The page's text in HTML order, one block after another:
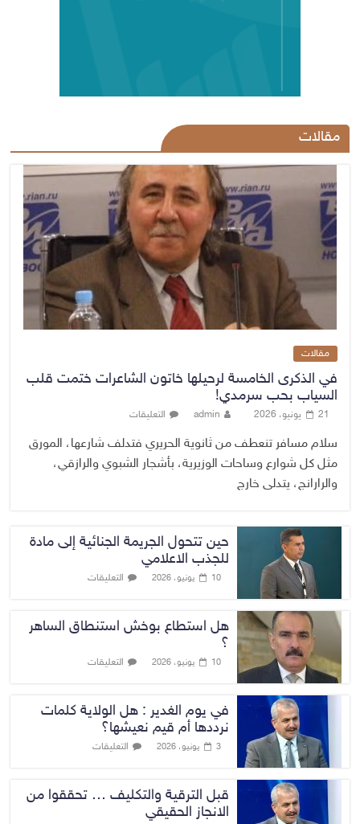
مقالات
مقالات
في الذكرى الخامسة لرحيلها خاتون الشاعرات ختمت قلب
السياب بحب سرمدي!
21 يونيو، 2026 admin التعليقات
سلام مسافر تنعطف من ثانوية الحريري فتدلف شارعها، المورق
مثل كل شوارع وساحات الوزيرية، بأشجار الشبوي والرازقي،
والرارانج، يتدلى خارج
حين تتحول الجريمة الجنائية إلى مادة
للجذب الاعلامي
10 يونيو، 2026 التعليقات
هل استطاع بوخش استنطاق الساهر
؟
10 يونيو، 2026 التعليقات
في يوم الغدير : هل الولاية كلمات
نرددها أم قيم نعيشها؟
3 يونيو، 2026 التعليقات
قبل الترقية والتكليف … تحققوا من
الانجاز الحقيقي